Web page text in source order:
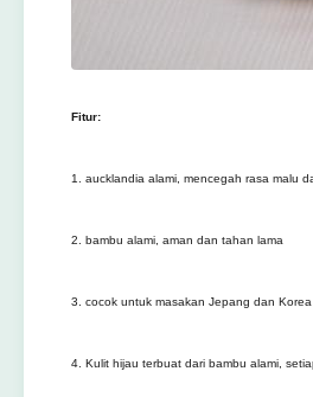
Fitur:
1. aucklandia alami, mencegah rasa malu
2. bambu alami, aman dan tahan lama
3. cocok untuk masakan Jepang dan Korea
4. Kulit hijau terbuat dari bambu alami,